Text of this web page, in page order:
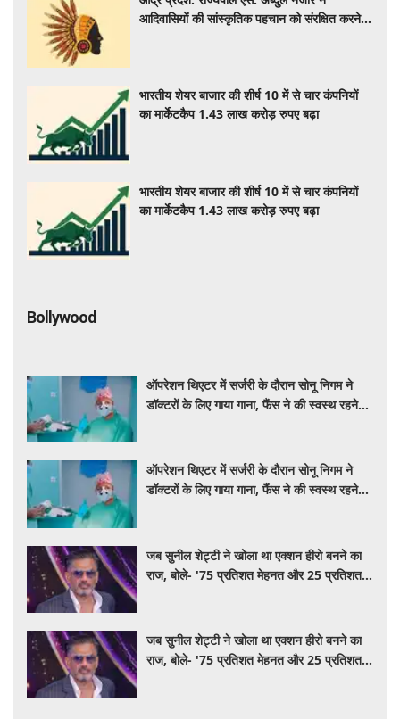
आदिवासियों की सांस्कृतिक पहचान को संरक्षित करने
भारतीय शेयर बाजार की शीर्ष 10 में से चार कंपनियों
का मार्केटकैप 1.43 लाख करोड़ रुपए बढ़ा
भारतीय शेयर बाजार की शीर्ष 10 में से चार कंपनियों
का मार्केटकैप 1.43 लाख करोड़ रुपए बढ़ा
Bollywood
ऑपरेशन थिएटर में सर्जरी के दौरान सोनू निगम ने
डॉक्टरों के लिए गाया गाना, फैंस ने की स्वस्थ रहने
ऑपरेशन थिएटर में सर्जरी के दौरान सोनू निगम ने
डॉक्टरों के लिए गाया गाना, फैंस ने की स्वस्थ रहने
जब सुनील शेट्टी ने खोला था एक्शन हीरो बनने का
राज, बोले- '75 प्रतिशत मेहनत और 25 प्रतिशत
जब सुनील शेट्टी ने खोला था एक्शन हीरो बनने का
राज, बोले- '75 प्रतिशत मेहनत और 25 प्रतिशत